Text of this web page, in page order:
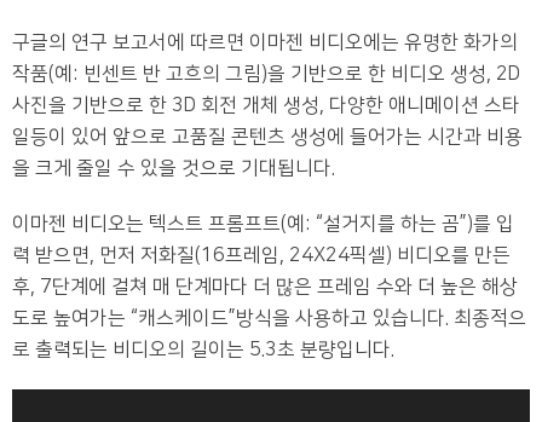
구글의 연구 보고서에 따르면 이마젠 비디오에는 유명한 화가의
작품(예: 빈센트 반 고흐의 그림)을 기반으로 한 비디오 생성, 2D
사진을 기반으로 한 3D 회전 개체 생성, 다양한 애니메이션 스타
일등이 있어 앞으로 고품질 콘텐츠 생성에 들어가는 시간과 비용
을 크게 줄일 수 있을 것으로 기대됩니다.
이마젠 비디오는 텍스트 프롬프트(예: “설거지를 하는 곰”)를 입
력 받으면, 먼저 저화질(16프레임, 24X24픽셀) 비디오를 만든
후, 7단계에 걸쳐 매 단계마다 더 많은 프레임 수와 더 높은 해상
도로 높여가는 “캐스케이드”방식을 사용하고 있습니다. 최종적으
로 출력되는 비디오의 길이는 5.3초 분량입니다.